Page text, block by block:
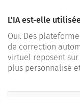
L’IA est-elle
Oui. Des
de correction
virtuel reposent sur
plus personnalisé